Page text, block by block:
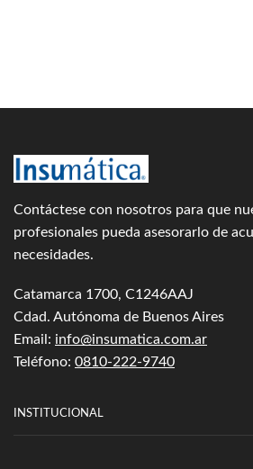
Contáctese con nosotros para que
profesionales pueda asesorarlo de
necesidades.
Catamarca 1700, C1246AAJ
Cdad. Autónoma de Buenos Aires
Email: info@insumatica.com.ar
Teléfono: 0810-222-9740
INSTITUCIONAL